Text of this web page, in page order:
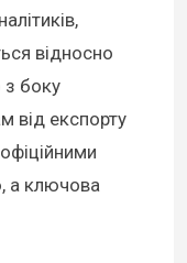
відносно
з боку
від експорту
а ключова